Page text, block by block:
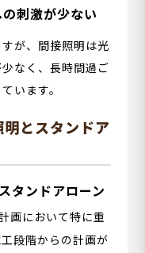
刺激が少ない
が、間接照明は光
なく、長時間過ご
います。
とスタンドア
スタンドアローン
画において特に重
段階からの計画が